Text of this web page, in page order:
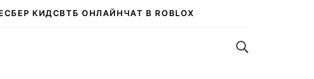
СБЕР КИДСВТБ ОНЛАЙН ЧАТ В ROBLOX
Поиск по сайту